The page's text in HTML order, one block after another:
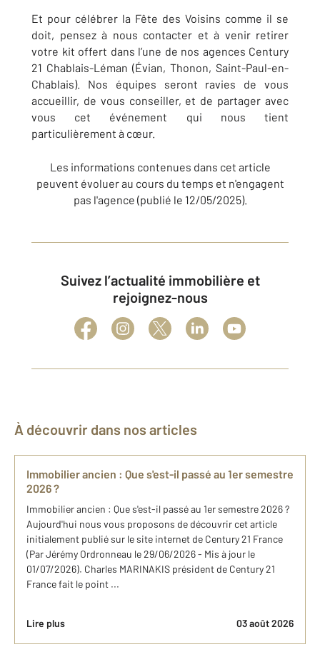
Et pour célébrer la Fête des Voisins comme il se
doit, pensez à nous contacter et à venir retirer
votre kit offert dans l’une de nos agences Century
21 Chablais-Léman (Évian, Thonon, Saint-Paul-en-
Chablais). Nos équipes seront ravies de vous
accueillir, de vous conseiller, et de partager avec
vous cet événement qui nous tient
particulièrement à cœur.
Les informations contenues dans cet article
peuvent évoluer au cours du temps et n'engagent
pas l'agence (publié le 12/05/2025).
Suivez l’actualité immobilière et
rejoignez-nous
À découvrir dans nos articles
Immobilier ancien : Que s'est-il passé au 1er semestre
2026 ?
Immobilier ancien : Que s'est-il passé au 1er semestre 2026 ?
Aujourd'hui nous vous proposons de découvrir cet article
initialement publié sur le site internet de Century 21 France
(Par Jérémy Ordronneau le 29/06/2026 - Mis à jour le
01/07/2026). Charles MARINAKIS président de Century 21
France fait le point ...
Lire plus 03 août 2026